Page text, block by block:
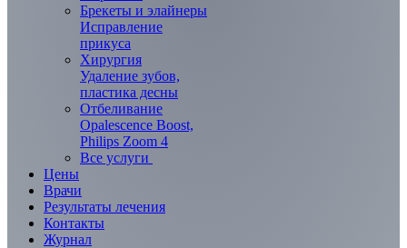
Брекеты и элaйнеры
Исправление
прикуса
Хирургия
Удаление зубов,
пластика десны
Отбеливание
Opalescence Boost,
Philips Zoom 4
Все услуги
Цены
Врачи
Результаты лечения
Контакты
Журнал